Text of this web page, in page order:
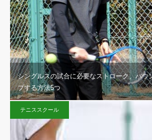
シングルスの試合に必要なストローク、バウ
プする方法5つ
テニススクール